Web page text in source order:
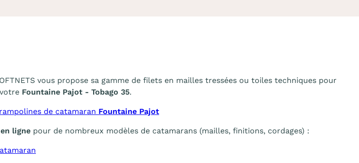
vous propose sa gamme de filets en mailles tressées ou toiles techniques pour
Fountaine Pajot - Tobago 35.
de catamaran Fountaine Pajot
ligne pour de nombreux modèles de catamarans (mailles, finitions, cordages) :